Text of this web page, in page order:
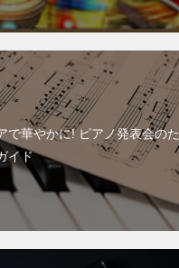
で華やかに! ピアノ発表会のた
イド